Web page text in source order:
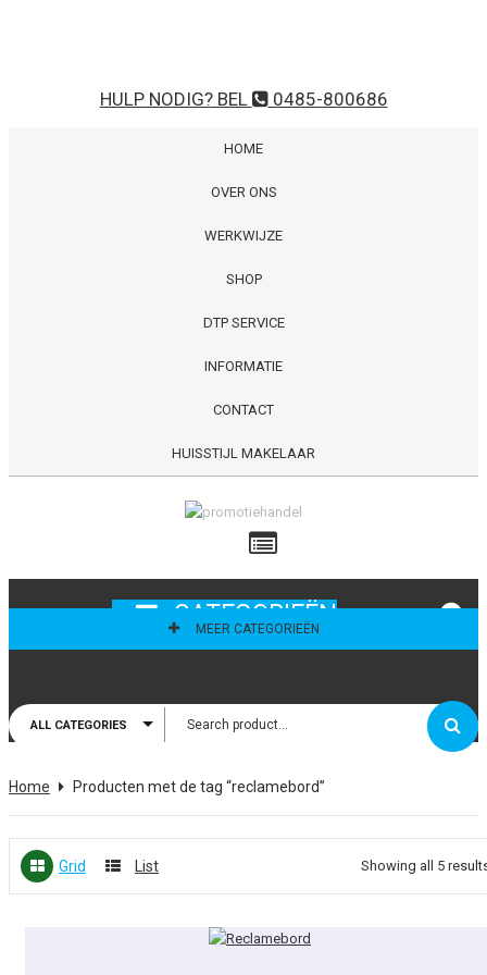
HULP NODIG? BEL 0485-800686
HOME
OVER ONS
WERKWIJZE
SHOP
DTP SERVICE
INFORMATIE
CONTACT
HUISSTIJL MAKELAAR
CATEGORIEËN
MEER CATEGORIEËN
ALL CATEGORIES
Home Producten met de tag “reclamebord”
Grid List Showing all 5